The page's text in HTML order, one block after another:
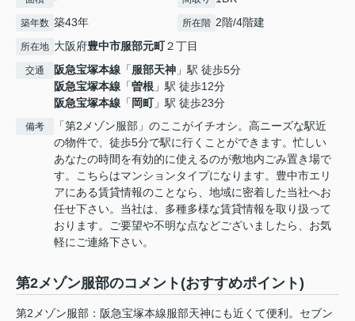
築年数 築43年 所在階 2階/4階建
所在地 大阪府豊中市服部元町２丁目
交通 阪急宝塚本線 「服部天神 」駅 徒歩5分
阪急宝塚本線 「曽根 」駅 徒歩12分
阪急宝塚本線 「 岡町」駅 徒歩23分
備考
「第2メゾン服部」のここがイチオシ。高ニーズな駅近
の物件で、徒歩5分で駅に行くことができます。忙しい
あなたの時間を有効的に使えるのが敷地内ごみ置き場で
す。こちらはマンションタイプになります。豊中市エリ
アにある賃貸情報のことなら、地域に密着した当社へお
任せ下さい。当社は、多種多様な賃貸情報を取り扱って
おります。ご要望や不明な点などございましたら、お気
軽にご連絡下さい。
第2メゾン服部のコメント(おすすめポイント)
第2メゾン服部：阪急宝塚本線服部天神にも近くて便利。セブン